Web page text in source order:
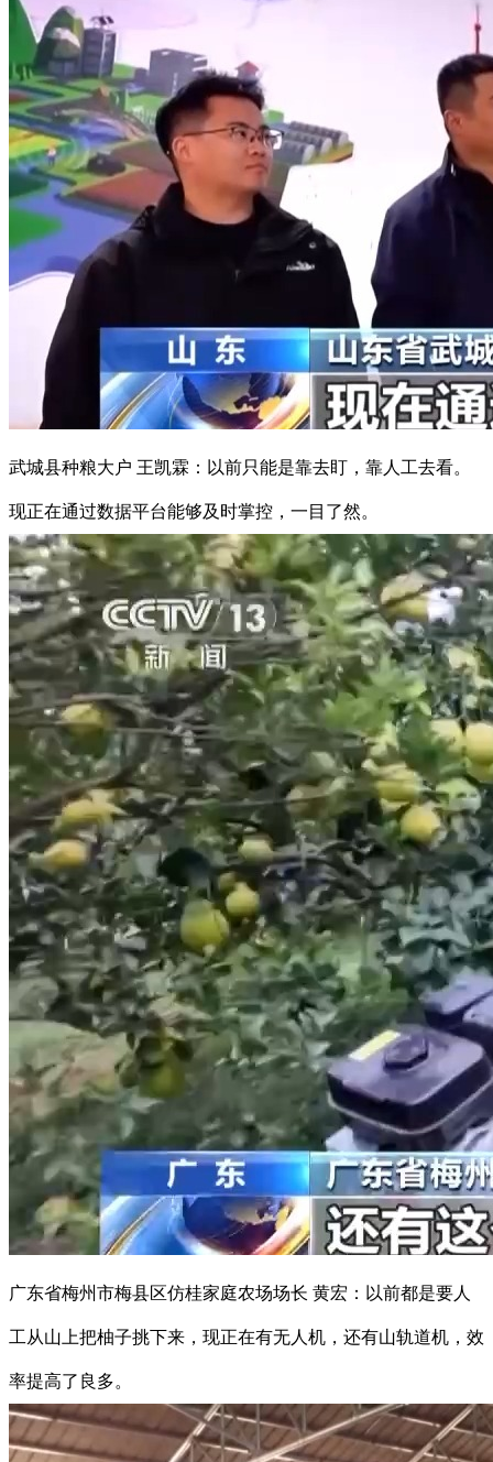
武城县种粮大户 王凯霖：以前只能是靠去盯，靠人工去看。
现正在通过数据平台能够及时掌控，一目了然。
广东省梅州市梅县区仿桂家庭农场场长 黄宏：以前都是要人
工从山上把柚子挑下来，现正在有无人机，还有山轨道机，效
率提高了良多。